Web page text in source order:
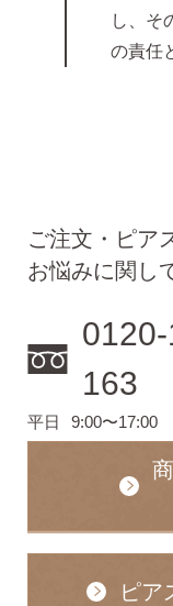
なでしこスタイ
お買い物につい
なでしこスタイ
し、そ
の責任
ご注文・ピア
お悩みに関し
163
平日 9:00〜17:00
ピア